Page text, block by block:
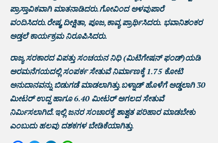
ಪ್ರಾಸ್ತಾವಿಕವಾಗಿ ಮಾತನಾಡಿದರು.ಗೋವಿಂದ ಅಳವುಪಾರೆ
ವಂದಿಸಿದರು.ರೇಷ್ಮ,ದೀಕ್ಷಿತಾ, ಪೂಜ,ಕಾವ್ಯ ಪ್ರಾರ್ಥಿಸಿದರು. ಭವಾನಿಶಂಕರ
ಅಡ್ತಲೆ ಕಾರ್ಯಕ್ರಮ ನಿರೂಪಿಸಿದರು.
ರಾಜ್ಯ ಸರಕಾರದ ವಿಪತ್ತು ಸಂಚಯನ ನಿಧಿ (ಮಿಟಿಗೇಷನ್ ಫಂಡ್)ಯಡಿ
ಅರಮನೆಗಯದಲ್ಲಿ ಸಂಪರ್ಕ ಸೇತುವೆ ನಿರ್ಮಾಣಕ್ಕೆ 1.75 ಕೋಟಿ
ಅನುದಾನವನ್ನು ಬಿಡುಗಡೆ ಮಾಡಲಾಗಿತ್ತು.ಬಳ್ನಾಡ್ ಹೊಳೆಗೆ ಅಡ್ಡಲಾಗಿ 30
ಮೀಟರ್ ಉದ್ದ ಹಾಗೂ 6.40 ಮೀಟರ್ ಅಗಲದ ಸೇತುವೆ
ನಿರ್ಮಿಸಲಾಗಿದೆ.ಇಲ್ಲಿ ಜನರ ಸಂಚಾರಕ್ಕೆ ಶಾಶ್ವತ ಪರಿಹಾರ ಮಾಡಬೇಕು
ಎಂಬುದು ಹಲವು ದಶಕಗಳ ಬೇಡಿಕೆಯಾಗಿತ್ತು.